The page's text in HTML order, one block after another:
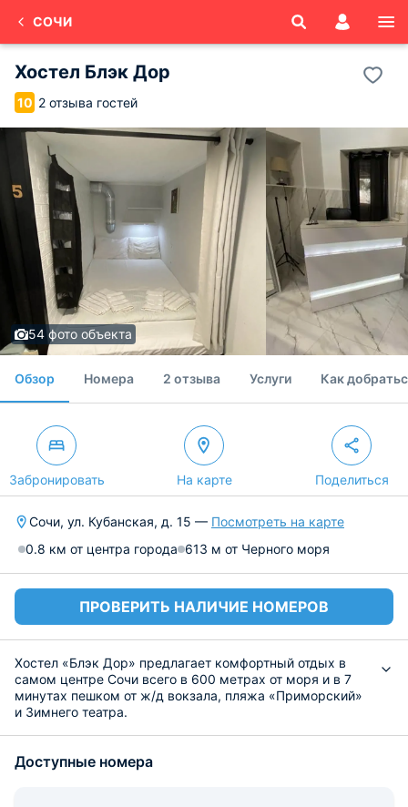
СОЧИ
Хостел Блэк Дор
10 2 отзыва гостей
54 фото объекта
Обзор Номера 2 отзыва Услуги Как
Забронировать На карте Поделиться
Сочи, ул. Кубанская, д. 15 — Посмотреть на карте
0.8 км от центра города 613 м от Черного моря
ПРОВЕРИТЬ НАЛИЧИЕ НОМЕРОВ
Хостел «Блэк Дор» предлагает комфортный отдых в
самом центре Сочи всего в 600 метрах от моря и в 7
минутах пешком от ж/д вокзала, пляжа «Приморский»
и Зимнего театра.
уникальным форматом: здесь представлены номера на
Доступные номера